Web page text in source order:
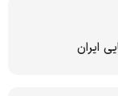
ایران